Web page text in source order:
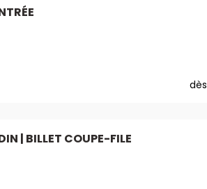
dès
| BILLET COUPE-FILE